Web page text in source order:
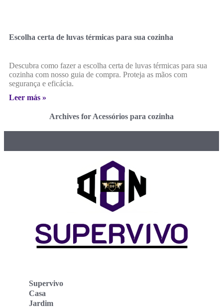
Escolha certa de luvas térmicas para sua cozinha
Descubra como fazer a escolha certa de luvas térmicas para sua
cozinha com nosso guia de compra. Proteja as mãos com
segurança e eficácia.
Leer más »
Archives for Acessórios para cozinha
Supervivo
Casa
Jardim